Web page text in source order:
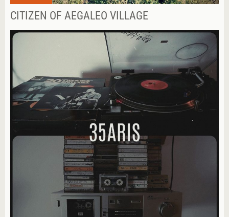
CITIZEN OF AEGALEO VILLAGE